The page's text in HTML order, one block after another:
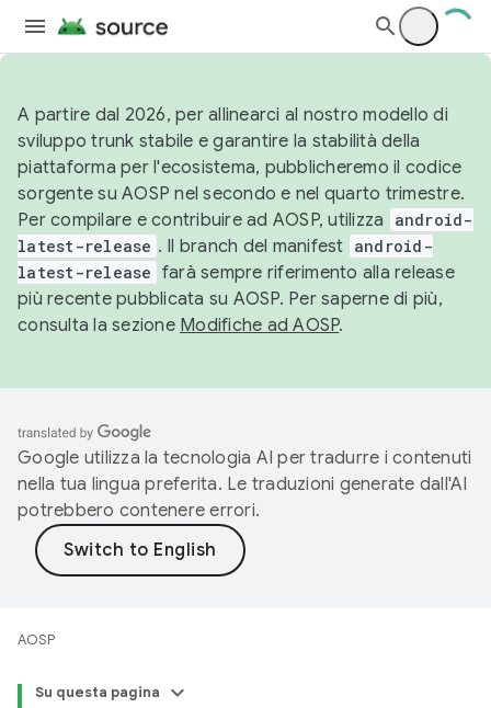
A partire dal 2026, per allinearci al nostro modello di
sviluppo trunk stabile e garantire la stabilità della
piattaforma per l'ecosistema, pubblicheremo il codice
sorgente su AOSP nel secondo e nel quarto trimestre.
Per compilare e contribuire ad AOSP, utilizza
android-
latest-release . Il branch del manifest android-
latest-release farà sempre riferimento alla release
più recente pubblicata su AOSP. Per saperne di più,
consulta la sezione Modifiche ad AOSP.
Google utilizza la tecnologia AI per tradurre i contenuti
nella tua lingua preferita. Le traduzioni generate dall'AI
potrebbero contenere errori.
AOSP
Su questa pagina